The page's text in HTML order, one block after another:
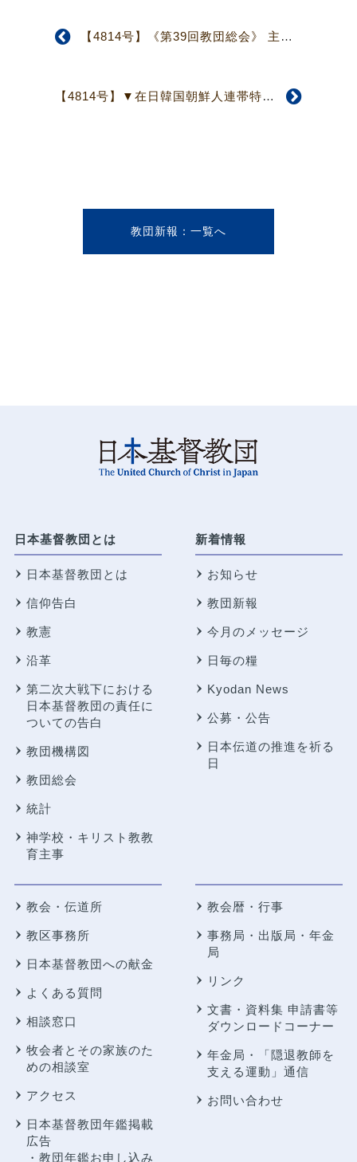
【4814号】《第39回教団総会》 主な総会議事結果
【4814号】▼在日韓国朝鮮人連帯特設委員会▲ ヘイト・スピーチ「国際会議」開催を計画
教団新報
日本基督教団とは
日本基督教団とは
信仰告白
教憲
沿革
第二次大戦下における
日本基督教団の責任に
ついての告白
教団機構図
教団総会
統計
神学校・キリスト教教
育主事
新着情報
お知らせ
教団新報
今月のメッセージ
日毎の糧
Kyodan News
公募・公告
日本伝道の推進を祈る
日
教会・伝道所
教区事務所
日本基督教団への献金
よくある質問
相談窓口
牧会者とその家族のた
めの相談室
アクセス
日本基督教団年鑑掲載
広告
・教団年鑑お申し込み
教会暦・行事
事務局・出版局・年金
局
リンク
文書・資料集 申請書等
ダウンロードコーナー
年金局・
「隠退教師を
支える運動」通信
お問い合わせ